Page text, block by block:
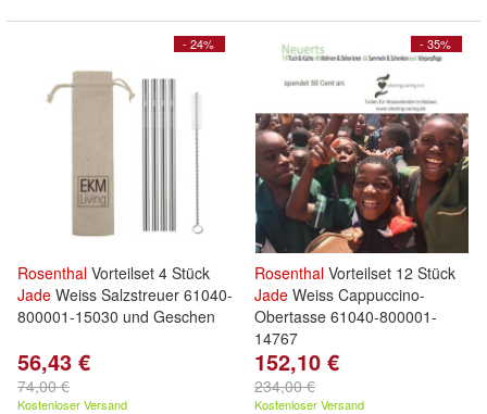
- 24%
Rosenthal Vorteilset 4 Stück
Jade Weiss Salzstreuer 61040-
800001-15030 und Geschen
56,43 €
74,00 €
Kostenloser Versand
- 35%
Rosenthal Vorteilset 12 Stück
Jade Weiss Cappuccino-
Obertasse 61040-800001-
14767
152,10 €
234,00 €
Kostenloser Versand